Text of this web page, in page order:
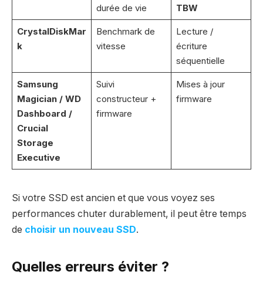
durée de vie
TBW
CrystalDiskMar
k
Benchmark de
vitesse
Lecture /
écriture
séquentielle
Samsung
Magician / WD
Dashboard /
Crucial
Storage
Executive
Suivi
constructeur +
firmware
Mises à jour
firmware
Si votre SSD est ancien et que vous voyez ses
performances chuter durablement, il peut être temps
de choisir un nouveau SSD.
Quelles erreurs éviter ?